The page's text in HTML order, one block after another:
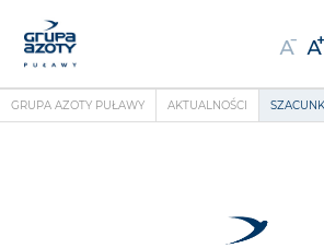
GRUPA AZOTY PUŁAWY AKTUALNOŚCI